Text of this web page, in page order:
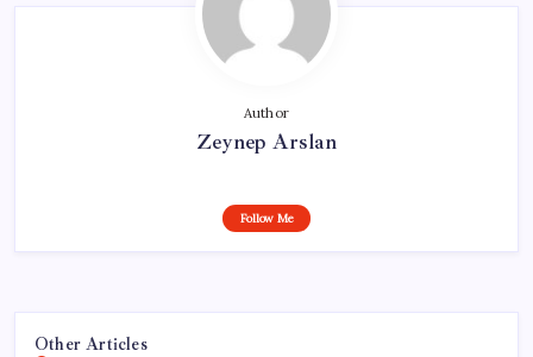
Author
Zeynep Arslan
Follow Me
Other Articles